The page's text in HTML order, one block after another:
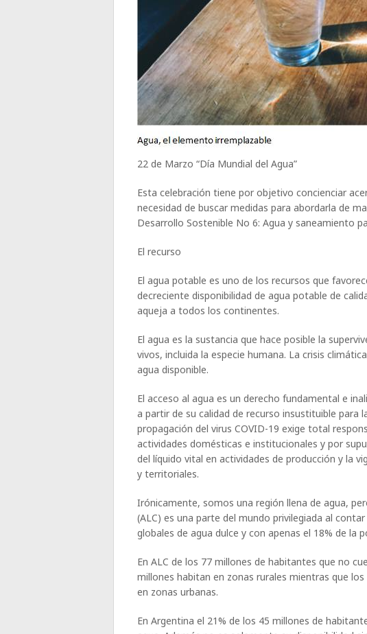
22 de Marzo “Día Mundial del Agua”
Esta celebración tiene por objetivo concienciar
necesidad de buscar medidas para abordarla de
Desarrollo Sostenible No 6: Agua y saneamiento
El recurso
El agua potable es uno de los recursos que
decreciente disponibilidad de agua potable de
aqueja a todos los continentes.
El agua es la sustancia que hace posible la
vivos, incluida la especie humana. La crisis
agua disponible.
El acceso al agua es un derecho fundamental e
a partir de su calidad de recurso insustituible para
propagación del virus COVID-19 exige total
actividades domésticas e institucionales y por
del líquido vital en actividades de producción y la
y territoriales.
Irónicamente, somos una región llena de agua,
(ALC) es una parte del mundo privilegiada al
globales de agua dulce y con apenas el 18% de la
En ALC de los 77 millones de habitantes que no
millones habitan en zonas rurales mientras que
en zonas urbanas.
En Argentina el 21% de los 45 millones de